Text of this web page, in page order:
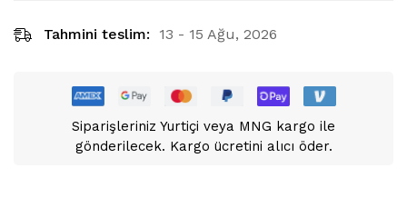
Tahmini teslim: 13 - 15 Ağu, 2026
Siparişleriniz Yurtiçi veya MNG kargo ile
gönderilecek. Kargo ücretini alıcı öder.